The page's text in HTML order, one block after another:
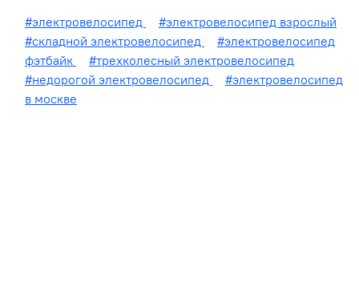
#электровелосипед
#электровелосипед взрослый
#складной электровелосипед
#электровелосипед
фэтбайк
#трехколесный электровелосипед
#недорогой электровелосипед
#электровелосипед
в москве